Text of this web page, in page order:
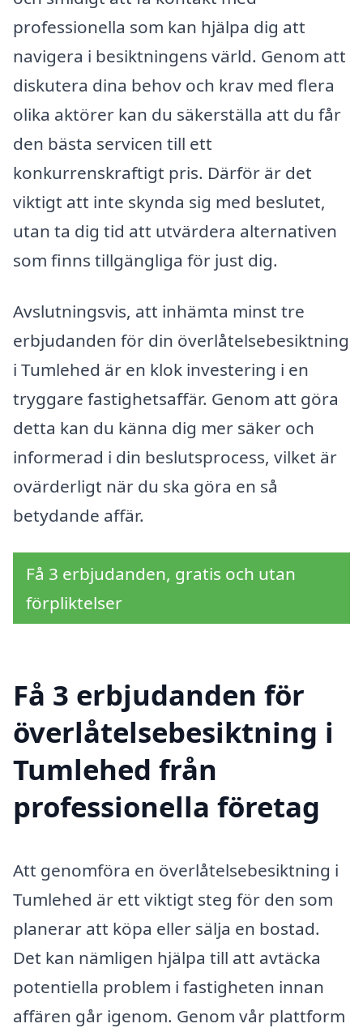
professionella som kan hjälpa dig att
navigera i besiktningens värld. Genom att
diskutera dina behov och krav med flera
olika aktörer kan du säkerställa att du får
den bästa servicen till ett
konkurrenskraftigt pris. Därför är det
viktigt att inte skynda sig med beslutet,
utan ta dig tid att utvärdera alternativen
som finns tillgängliga för just dig.
Avslutningsvis, att inhämta minst tre
erbjudanden för din överlåtelsebesiktning
i Tumlehed är en klok investering i en
tryggare fastighetsaffär. Genom att göra
detta kan du känna dig mer säker och
informerad i din beslutsprocess, vilket är
ovärderligt när du ska göra en så
betydande affär.
Få 3 erbjudanden, gratis och utan
förpliktelser
Få 3 erbjudanden för
överlåtelsebesiktning i
Tumlehed från
professionella företag
Att genomföra en överlåtelsebesiktning i
Tumlehed är ett viktigt steg för den som
planerar att köpa eller sälja en bostad.
Det kan nämligen hjälpa till att avtäcka
potentiella problem i fastigheten innan
affären går igenom. Genom vår plattform